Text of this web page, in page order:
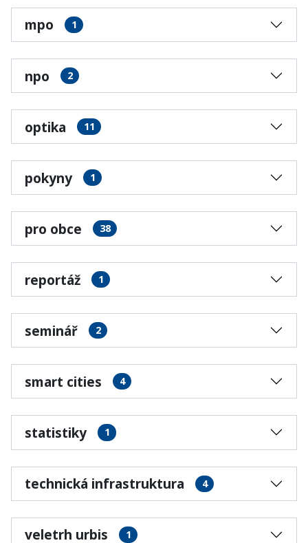
mpo 1
npo 2
optika 11
pokyny 1
pro obce 38
reportáž 1
seminář 2
smart cities 4
statistiky 1
technická infrastruktura 4
veletrh urbis 1